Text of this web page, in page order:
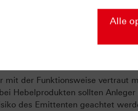
mit der Funktionsweise vertraut
Hebelprodukten sollten Anleger
des Emittenten geachtet
Alle